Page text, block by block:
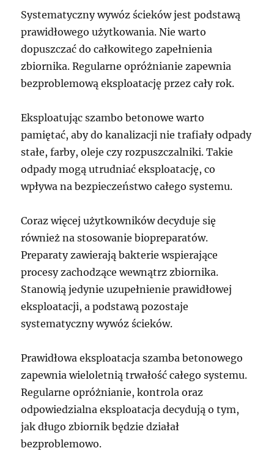
Systematyczny wywóz ścieków jest podstawą
prawidłowego użytkowania. Nie warto
dopuszczać do całkowitego zapełnienia
zbiornika. Regularne opróżnianie zapewnia
bezproblemową eksploatację przez cały rok.
Eksploatując szambo betonowe warto
pamiętać, aby do kanalizacji nie trafiały odpady
stałe, farby, oleje czy rozpuszczalniki. Takie
odpady mogą utrudniać eksploatację, co
wpływa na bezpieczeństwo całego systemu.
Coraz więcej użytkowników decyduje się
również na stosowanie biopreparatów.
Preparaty zawierają bakterie wspierające
procesy zachodzące wewnątrz zbiornika.
Stanowią jedynie uzupełnienie prawidłowej
eksploatacji, a podstawą pozostaje
systematyczny wywóz ścieków.
Prawidłowa eksploatacja szamba betonowego
zapewnia wieloletnią trwałość całego systemu.
Regularne opróżnianie, kontrola oraz
odpowiedzialna eksploatacja decydują o tym,
jak długo zbiornik będzie działał
bezproblemowo.